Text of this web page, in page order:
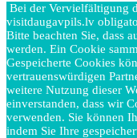
Bei der Vervielfältigung
visitdaugavpils.lv
Bitte beachten Sie, dass
werden. Ein Cookie
Gespeicherte Cookies
vertrauenswürdigen
weitere Nutzung dieser
einverstanden, dass wir
verwenden. Sie können
indem Sie Ihre